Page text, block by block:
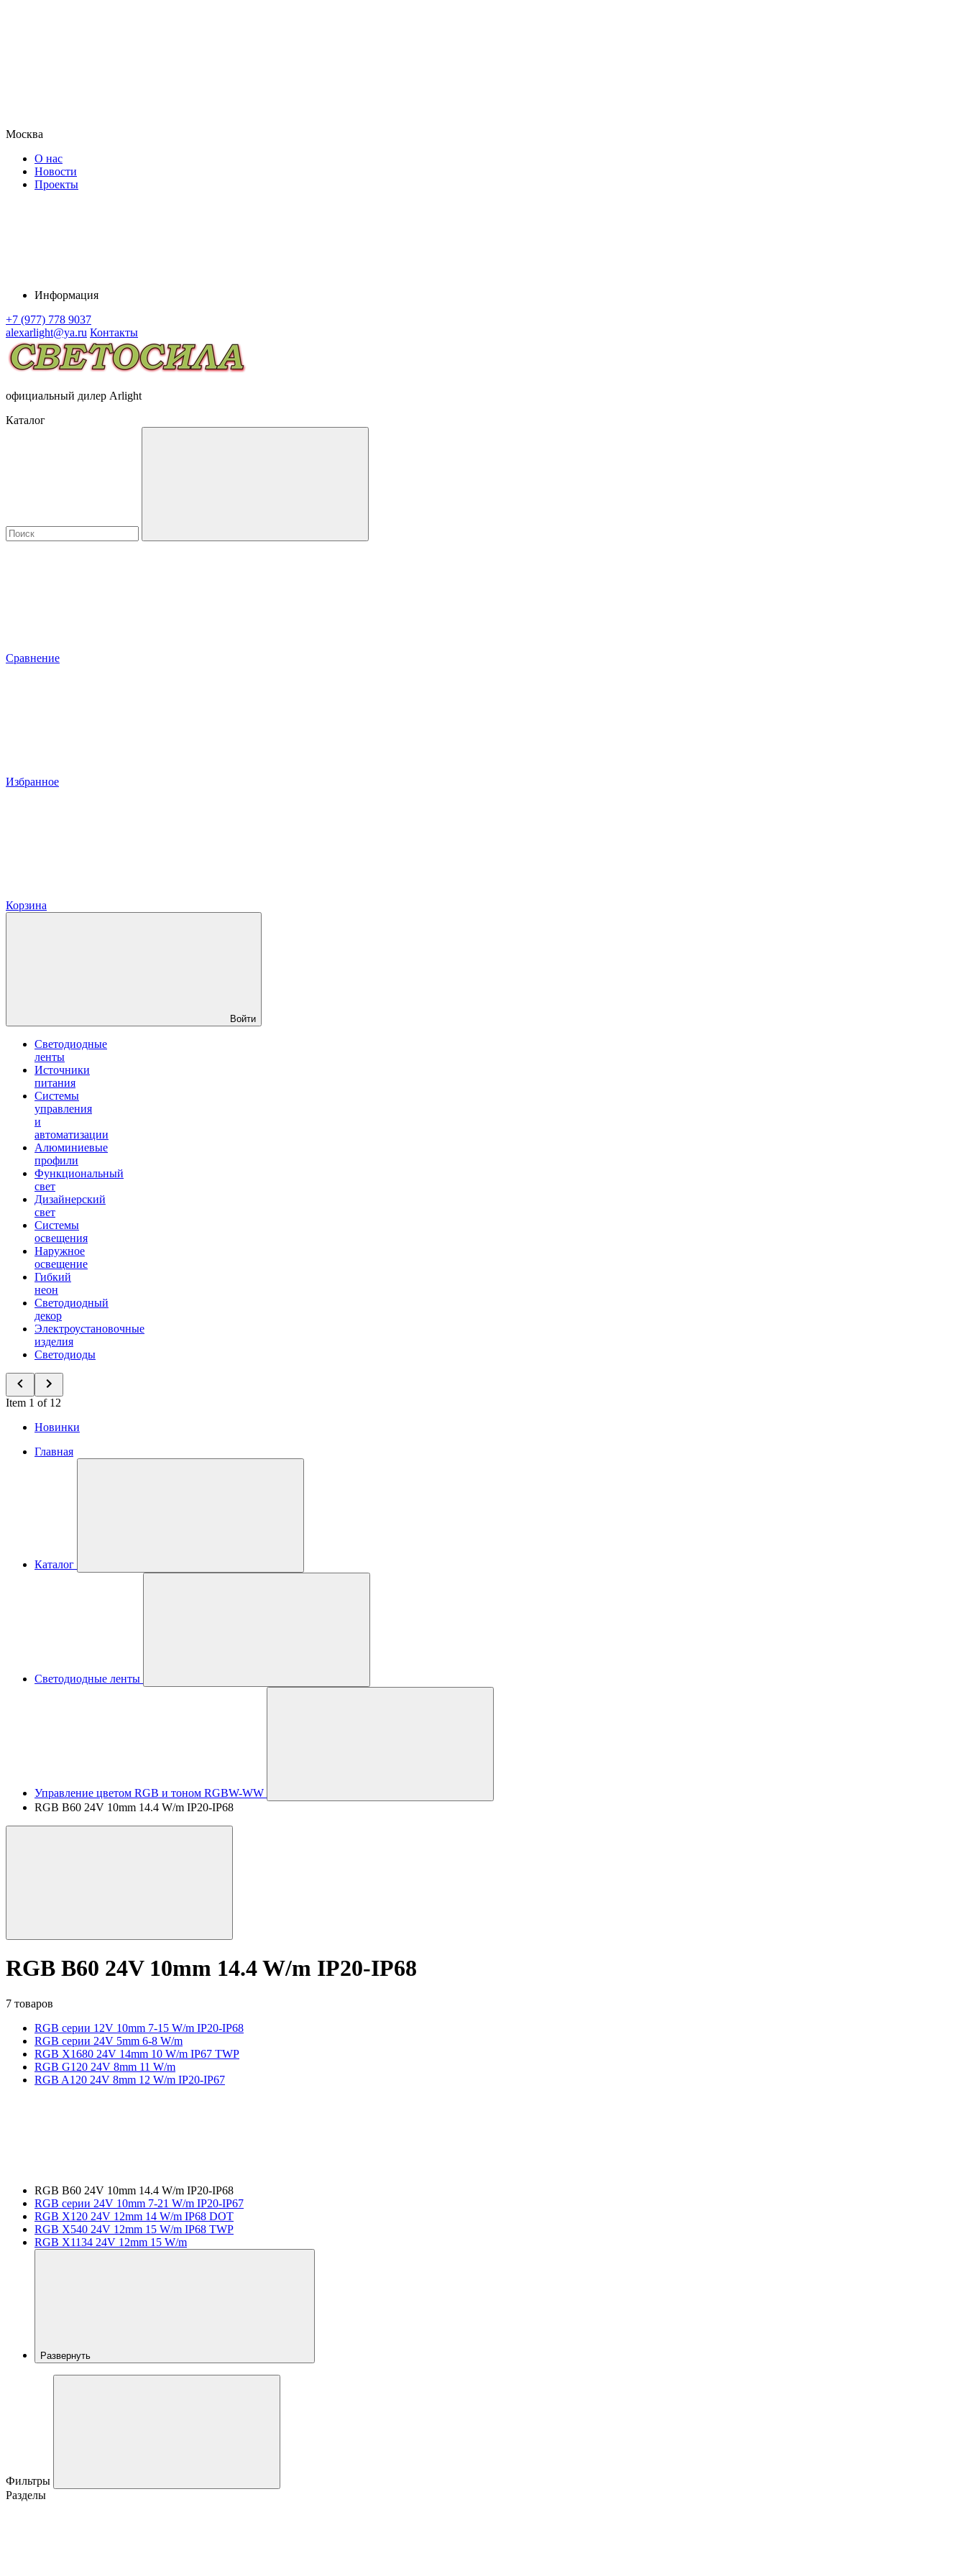
Москва
О нас
Новости
Проекты
Информация
+7 (977) 778 9037
alexarlight@ya.ru Контакты
официальный дилер Arlight
Каталог
Сравнение
Избранное
Корзина
Войти
Светодиодные
ленты
Источники
питания
Системы
управления
и
автоматизации
Алюминиевые
профили
Функциональный
свет
Дизайнерский
свет
Системы
освещения
Наружное
освещение
Гибкий
неон
Светодиодный
декор
Электроустановочные
изделия
Светодиоды
Item 1 of 12
Новинки
Главная
Каталог
Светодиодные ленты
Управление цветом RGB и тоном RGBW-WW
RGB B60 24V 10mm 14.4 W/m IP20-IP68
RGB B60 24V 10mm 14.4 W/m IP20-IP68
7 товаров
RGB серии 12V 10mm 7-15 W/m IP20-IP68
RGB серии 24V 5mm 6-8 W/m
RGB X1680 24V 14mm 10 W/m IP67 TWP
RGB G120 24V 8mm 11 W/m
RGB A120 24V 8mm 12 W/m IP20-IP67
RGB B60 24V 10mm 14.4 W/m IP20-IP68
RGB серии 24V 10mm 7-21 W/m IP20-IP67
RGB X120 24V 12mm 14 W/m IP68 DOT
RGB X540 24V 12mm 15 W/m IP68 TWP
RGB X1134 24V 12mm 15 W/m
Развернуть
Фильтры
Разделы